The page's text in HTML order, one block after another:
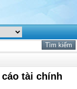
tài chính